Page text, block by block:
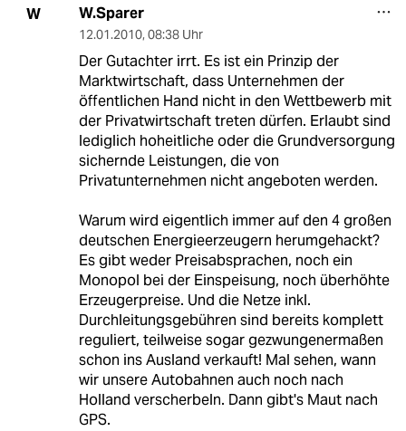
W W.Sparer
12.01.2010, 08:38 Uhr
Der Gutachter irrt. Es ist ein Prinzip der
Marktwirtschaft, dass Unternehmen der
öffentlichen Hand nicht in den Wettbewerb mit
der Privatwirtschaft treten dürfen. Erlaubt sind
lediglich hoheitliche oder die Grundversorgung
sichernde Leistungen, die von
Privatunternehmen nicht angeboten werden.
Warum wird eigentlich immer auf den 4 großen
deutschen Energieerzeugern herumgehackt?
Es gibt weder Preisabsprachen, noch ein
Monopol bei der Einspeisung, noch überhöhte
Erzeugerpreise. Und die Netze inkl.
Durchleitungsgebühren sind bereits komplett
reguliert, teilweise sogar gezwungenermaßen
schon ins Ausland verkauft! Mal sehen, wann
wir unsere Autobahnen auch noch nach
Holland verscherbeln. Dann gibt's Maut nach
GPS.